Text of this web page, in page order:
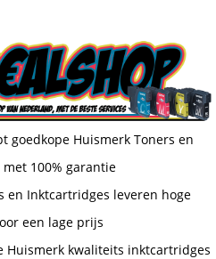
goedkope Huismerk Toners en
100% garantie
en Inktcartridges leveren hoge
een lage prijs
Huismerk kwaliteits inktcartridges